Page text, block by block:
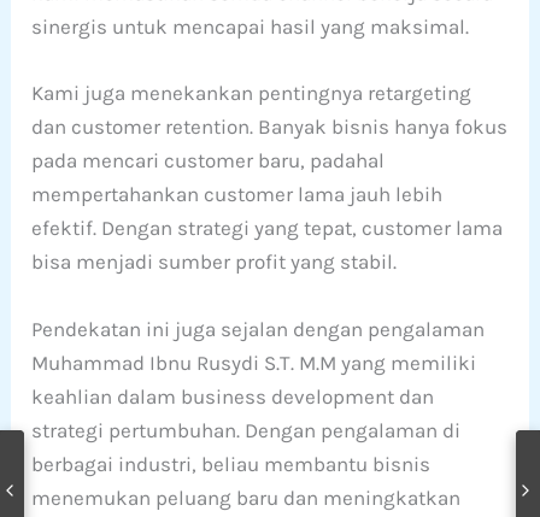
sinergis untuk mencapai hasil yang maksimal.
Kami juga menekankan pentingnya retargeting
dan customer retention. Banyak bisnis hanya fokus
pada mencari customer baru, padahal
mempertahankan customer lama jauh lebih
efektif. Dengan strategi yang tepat, customer lama
bisa menjadi sumber profit yang stabil.
Pendekatan ini juga sejalan dengan pengalaman
Muhammad Ibnu Rusydi S.T. M.M yang memiliki
keahlian dalam business development dan
strategi pertumbuhan. Dengan pengalaman di
berbagai industri, beliau membantu bisnis
menemukan peluang baru dan meningkatkan